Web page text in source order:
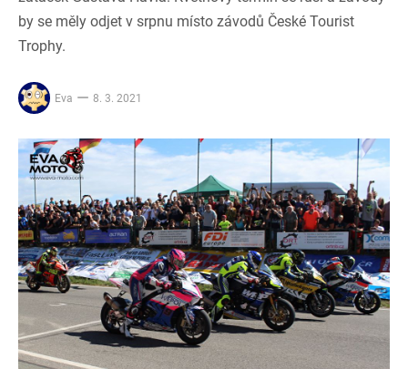
by se měly odjet v srpnu místo závodů České Tourist
Trophy.
Eva 8. 3. 2021